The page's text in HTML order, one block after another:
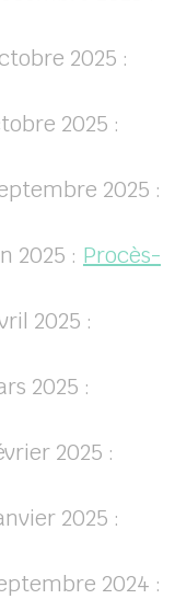
2025 :
2025 :
2025 :
2025 : Procès-
2025 :
2025 :
2025 :
2025 :
2024 :